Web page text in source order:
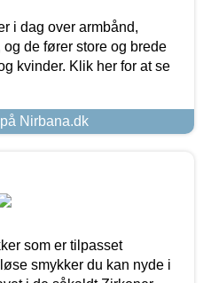
i dag over armbånd,
de fører store og brede
kvinder. Klik her for at se
Nirbana.dk
som er tilpasset
smykker du kan nyde i